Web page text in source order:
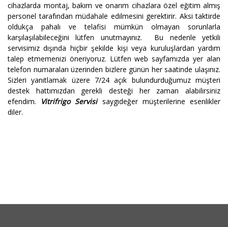
cihazlarda montaj, bakım ve onarım cihazlara özel eğitim almış
personel tarafından müdahale edilmesini gerektirir. Aksi taktirde
oldukça pahalı ve telafisi mümkün olmayan sorunlarla
karşılaşılabileceğini lütfen unutmayınız. Bu nedenle yetkili
servisimiz dışında hiçbir şekilde kişi veya kuruluşlardan yardım
talep etmemenizi öneriyoruz. Lütfen web sayfamızda yer alan
telefon numaraları üzerinden bizlere günün her saatinde ulaşınız.
Sizleri yanıtlamak üzere 7/24 açık bulundurduğumuz müşteri
destek hattımızdan gerekli desteği her zaman alabilirsiniz
efendim. Vitrifrigo Servisisaygıdeğer müşterilerine esenlikler
diler.